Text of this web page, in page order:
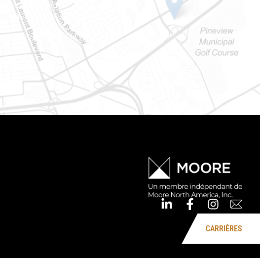
Case postale 101
Embrun (Ontario) K0A 1W1
Téléphone : 613-745-8387
CARRIÈRES